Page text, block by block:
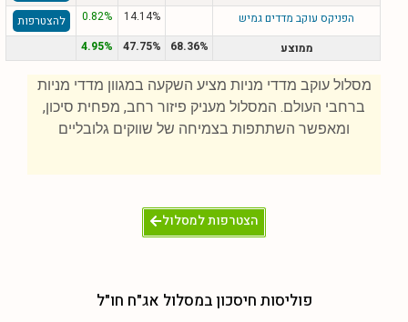
הפניקס עוקב מדדים גמיש
14.14%
0.82%
להצטרפות
ממוצע
68.36%
47.75%
4.95%
מסלול עוקב מדדי מניות מציע השקעה במגוון מדדי מניות
ברחבי העולם. המסלול מעניק פיזור רחב, מפחית סיכון,
ומאפשר השתתפות בצמיחה של שווקים גלובליים
הצטרפות למסלול
פוליסות חיסכון במסלול אג"ח חו"ל